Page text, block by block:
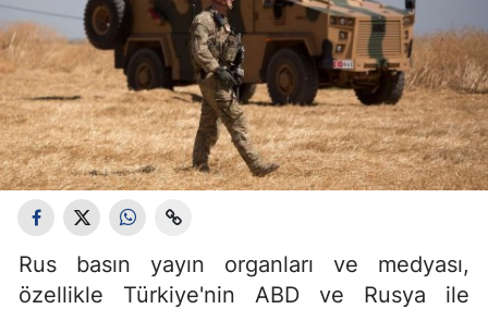
Rus basın yayın organları ve medyası,
özellikle Türkiye'nin ABD ve Rusya ile